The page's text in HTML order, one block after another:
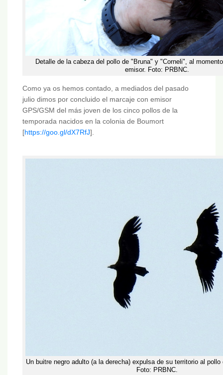
Detalle de la cabeza del pollo de "Bruna" y "Corneli", al
emisor. Foto: PRBNC.
Como ya os hemos contado, a mediados del pasado
julio dimos por concluido el marcaje con emisor
GPS/GSM del más joven de los cinco pollos de la
temporada nacidos en la colonia de Boumort
[https://goo.gl/dX7RfJ].
Un buitre negro adulto (a la derecha) expulsa de su territorio al
Foto: PRBNC.